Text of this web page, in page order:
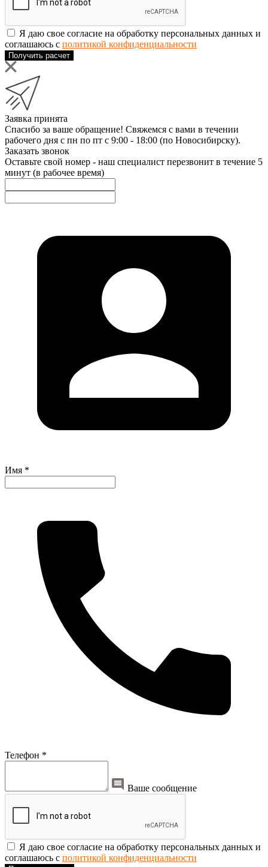
Я даю свое согласие на обработку персональных данных и
соглашаюсь с политикой конфиденциальности
Получить расчет
Заявка принята
Спасибо за ваше обращение! Свяжемся с вами в течении
рабочего дня с пн по пт с 9:00 - 18:00 (по Новосибирску).
Заказать звонок
Оставьте свой номер - наш специалист перезвонит в течение 5
минут (в рабочее время)
Имя *
Телефон *
Ваше сообщение
Я даю свое согласие на обработку персональных данных и
соглашаюсь с политикой конфиденциальности